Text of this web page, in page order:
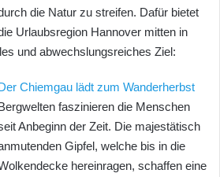
die Natur zu streifen. Dafür bietet
Urlaubsregion Hannover mitten in
und abwechslungsreiches Ziel:
Chiemgau lädt zum Wanderherbst
faszinieren die Menschen
Anbeginn der Zeit. Die majestätisch
Gipfel, welche bis in die
hereinragen, schaffen eine